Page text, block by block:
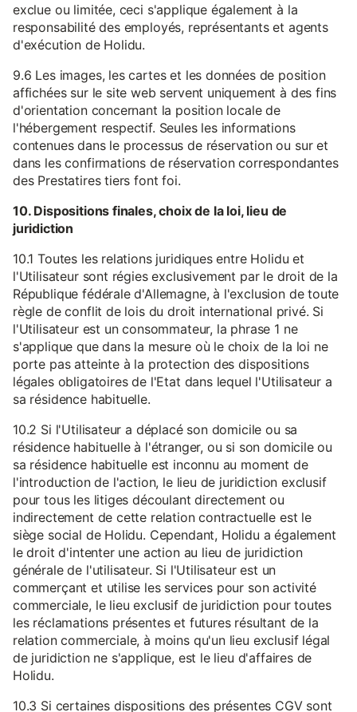
exclue ou limitée, ceci s'applique également à la
responsabilité des employés, représentants et agents
d'exécution de Holidu.
9.6 Les images, les cartes et les données de position
affichées sur le site web servent uniquement à des fins
d'orientation concernant la position locale de
l'hébergement respectif. Seules les informations
contenues dans le processus de réservation ou sur et
dans les confirmations de réservation correspondantes
des Prestatires tiers font foi.
10. Dispositions finales, choix de la loi, lieu de
juridiction
10.1 Toutes les relations juridiques entre Holidu et
l'Utilisateur sont régies exclusivement par le droit de la
République fédérale d'Allemagne, à l'exclusion de toute
règle de conflit de lois du droit international privé. Si
l'Utilisateur est un consommateur, la phrase 1 ne
s'applique que dans la mesure où le choix de la loi ne
porte pas atteinte à la protection des dispositions
légales obligatoires de l'Etat dans lequel l'Utilisateur a
sa résidence habituelle.
10.2 Si l'Utilisateur a déplacé son domicile ou sa
résidence habituelle à l'étranger, ou si son domicile ou
sa résidence habituelle est inconnu au moment de
l'introduction de l'action, le lieu de juridiction exclusif
pour tous les litiges découlant directement ou
indirectement de cette relation contractuelle est le
siège social de Holidu. Cependant, Holidu a également
le droit d'intenter une action au lieu de juridiction
générale de l'utilisateur. Si l'Utilisateur est un
commerçant et utilise les services pour son activité
commerciale, le lieu exclusif de juridiction pour toutes
les réclamations présentes et futures résultant de la
relation commerciale, à moins qu'un lieu exclusif légal
de juridiction ne s'applique, est le lieu d'affaires de
Holidu.
10.3 Si certaines dispositions des présentes CGV sont